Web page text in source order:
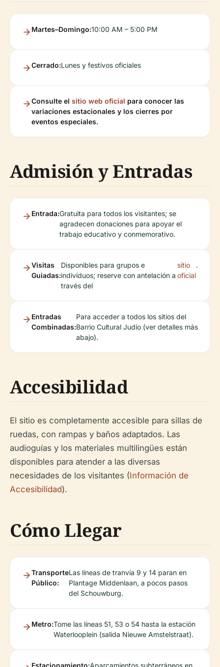
Martes–Domingo:10:00 AM – 5:00 PM
Cerrado:Lunes y festivos oficiales
Consulte el sitio web oficial para conocer las
variaciones estacionales y los cierres por
eventos especiales.
Admisión y Entradas
Entrada:Gratuita para todos los visitantes; se
agradecen donaciones para apoyar el
trabajo educativo y conmemorativo.
Visitas
Guiadas:
Disponibles para grupos e
individuos; reserve con antelación a
través del
sitio
oficial
.
Entradas
Combinadas:
Para acceder a todos los sitios del
Barrio Cultural Judío (ver detalles más
abajo).
Accesibilidad
El sitio es completamente accesible para sillas de
ruedas, con rampas y baños adaptados. Las
audioguías y los materiales multilingües están
disponibles para atender a las diversas
necesidades de los visitantes (Información de
Accesibilidad).
Cómo Llegar
Transporte
Público:
Las líneas de tranvía 9 y 14 paran en
Plantage Middenlaan, a pocos pasos
del Schouwburg.
Metro:Tome las líneas 51, 53 o 54 hasta la estación
Waterlooplein (salida Nieuwe Amstelstraat).